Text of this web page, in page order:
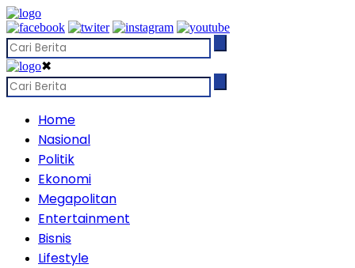
✖
Home
Nasional
Politik
Ekonomi
Megapolitan
Entertainment
Bisnis
Lifestyle